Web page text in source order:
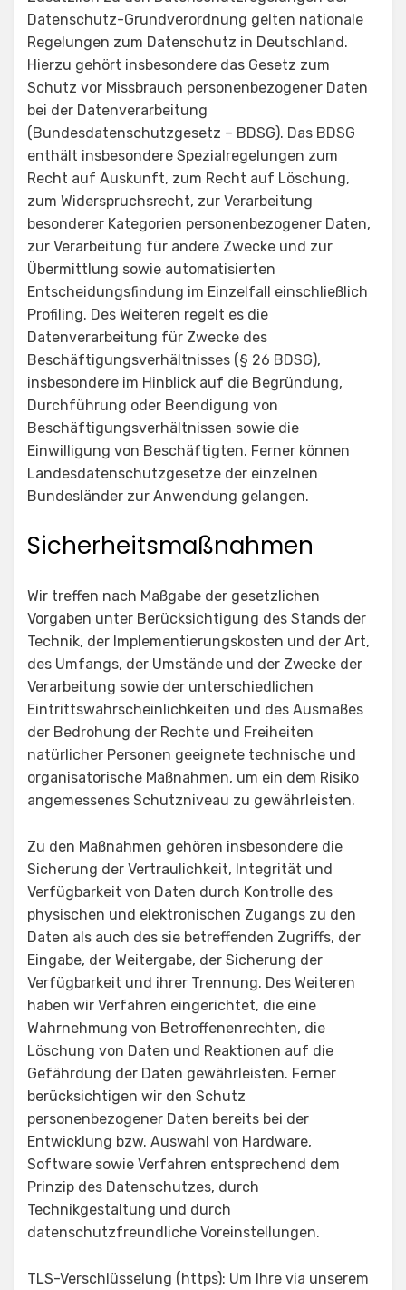
Datenschutz-Grundverordnung gelten nationale
Regelungen zum Datenschutz in Deutschland.
Hierzu gehört insbesondere das Gesetz zum
Schutz vor Missbrauch personenbezogener Daten
bei der Datenverarbeitung
(Bundesdatenschutzgesetz – BDSG). Das BDSG
enthält insbesondere Spezialregelungen zum
Recht auf Auskunft, zum Recht auf Löschung,
zum Widerspruchsrecht, zur Verarbeitung
besonderer Kategorien personenbezogener Daten,
zur Verarbeitung für andere Zwecke und zur
Übermittlung sowie automatisierten
Entscheidungsfindung im Einzelfall einschließlich
Profiling. Des Weiteren regelt es die
Datenverarbeitung für Zwecke des
Beschäftigungsverhältnisses (§ 26 BDSG),
insbesondere im Hinblick auf die Begründung,
Durchführung oder Beendigung von
Beschäftigungsverhältnissen sowie die
Einwilligung von Beschäftigten. Ferner können
Landesdatenschutzgesetze der einzelnen
Bundesländer zur Anwendung gelangen.
Sicherheitsmaßnahmen
Wir treffen nach Maßgabe der gesetzlichen
Vorgaben unter Berücksichtigung des Stands der
Technik, der Implementierungskosten und der Art,
des Umfangs, der Umstände und der Zwecke der
Verarbeitung sowie der unterschiedlichen
Eintrittswahrscheinlichkeiten und des Ausmaßes
der Bedrohung der Rechte und Freiheiten
natürlicher Personen geeignete technische und
organisatorische Maßnahmen, um ein dem Risiko
angemessenes Schutzniveau zu gewährleisten.
Zu den Maßnahmen gehören insbesondere die
Sicherung der Vertraulichkeit, Integrität und
Verfügbarkeit von Daten durch Kontrolle des
physischen und elektronischen Zugangs zu den
Daten als auch des sie betreffenden Zugriffs, der
Eingabe, der Weitergabe, der Sicherung der
Verfügbarkeit und ihrer Trennung. Des Weiteren
haben wir Verfahren eingerichtet, die eine
Wahrnehmung von Betroffenenrechten, die
Löschung von Daten und Reaktionen auf die
Gefährdung der Daten gewährleisten. Ferner
berücksichtigen wir den Schutz
personenbezogener Daten bereits bei der
Entwicklung bzw. Auswahl von Hardware,
Software sowie Verfahren entsprechend dem
Prinzip des Datenschutzes, durch
Technikgestaltung und durch
datenschutzfreundliche Voreinstellungen.
TLS-Verschlüsselung (https): Um Ihre via unserem